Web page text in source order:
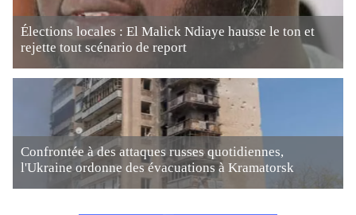
Élections locales : El Malick Ndiaye hausse le ton et
rejette tout scénario de report
Confrontée à des attaques russes quotidiennes,
l'Ukraine ordonne des évacuations à Kramatorsk